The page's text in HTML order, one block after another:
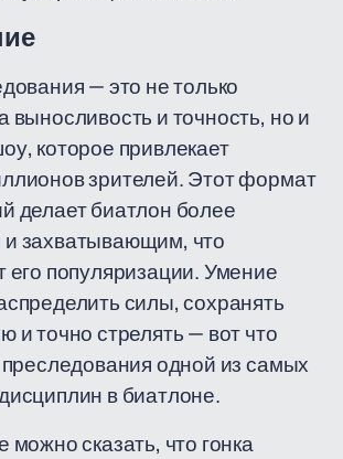
— это не только
выносливость и точность, но и
которое привлекает
зрителей. Этот формат
делает биатлон более
захватывающим, что
его популяризации. Умение
силы, сохранять
и точно стрелять — вот что
преследования одной из самых
в биатлоне.
можно сказать, что гонка